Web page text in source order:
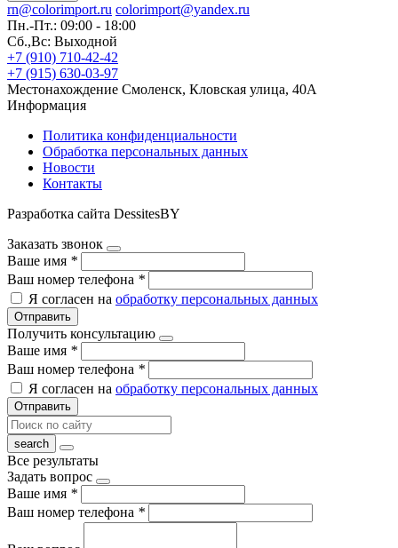
rn@colorimport.ru colorimport@yandex.ru
Пн.-Пт.: 09:00 - 18:00
Сб.,Вс: Выходной
+7 (910) 710-42-42
+7 (915) 630-03-97
Местонахождение Смоленск, Кловская улица, 40А
Информация
Политика конфиденциальности
Обработка персональных данных
Новости
Контакты
Разработка сайта DessitesBY
Заказать звонок
Ваше имя *
Ваш номер телефона *
Я согласен на обработку персональных данных
Отправить
Получить консультацию
Ваше имя *
Ваш номер телефона *
Я согласен на обработку персональных данных
Отправить
Все результаты
Задать вопрос
Ваше имя *
Ваш номер телефона *